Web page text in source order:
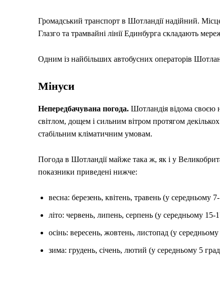
Громадський транспорт в Шотландії надійний.
Глазго та трамвайні лінії Единбурга складають
Одним із найбільших автобусних операторів
Мінуси
Непередбачувана погода. Шотландія відома своєю
світлом, дощем і сильним вітром протягом
стабільним кліматичним умовам.
Погода в Шотландії майже така ж, як і у
показники приведені нижче:
весна: березень, квітень, травень (у середньому
літо: червень, липень, серпень (у середньому 15-
осінь: вересень, жовтень, листопад (у середньому
зима: грудень, січень, лютий (у середньому 5